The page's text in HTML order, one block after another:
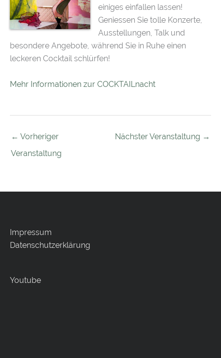
einiges einfallen lassen!
Geniessen Sie tolle Konzerte,
Ausstellungen, Talk und
besondere Angebote, während Sie in Ruhe einen
leckeren Cocktail schlürfen!
Mehr Informationen zur COCKTAILnacht
← Vorheriger
Veranstaltung
Nächster Veranstaltung →
Impressum
Datenschutzerklärung
Youtube